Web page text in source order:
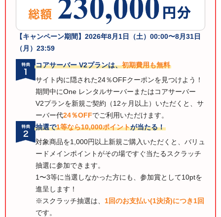
【キャンペーン期間】 2026年8月1日（土）00:00〜8月31日
（月）23:59
コアサーバー V2プランは、初期費用も無料
サイト内に隠された24％OFFクーポンを見つけよう！
期間中にOne レンタルサーバーまたはコアサーバー
V2プランを新規ご契約（12ヶ月以上）いただくと、サ
ーバー代24％OFFでご利用いただけます。
抽選で1等なら10,000ポイントが当たる！
対象商品を1,000円以上新規ご購入いただくと、バリュ
ードメインポイントがその場ですぐ当たるスクラッチ
抽選に参加できます。
1〜3等に当選しなかった方にも、参加賞として10ptを
進呈します！
※スクラッチ抽選は、 1回のお支払い(1決済)につき1回
です。